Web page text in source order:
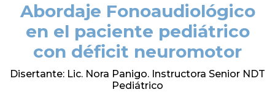
Abordaje Fonoaudiológico
en el paciente pediátrico
con déficit neuromotor
Disertante: Lic. Nora Panigo. Instructora Senior NDT
Pediátrico